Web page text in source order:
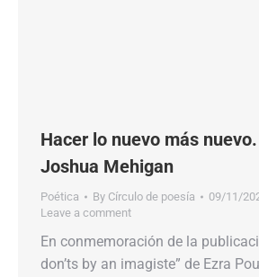
Hacer lo nuevo más
Joshua Mehigan
Poética By Círculo de poesía
09/11/
Leave a comment
En conmemoración de la
don’ts by an imagiste” de Ezra